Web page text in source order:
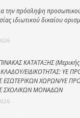
την πρόσληψη
ιδιωτικού δικαίου
ΚΑΤΑΤΑΞΗΣ (Μερικής
ΕΙΔΙΚΟΤΗΤΑΣ: ΥΕ
ΕΣΩΤΕΡΙΚΩΝ ΧΩΡΩΝ/ΥΕ
ΣΧΟΛΙΚΩΝ ΜΟΝΑΔΩΝ